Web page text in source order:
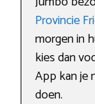
Provincie
morgen in
kies dan
App kan je
doen.